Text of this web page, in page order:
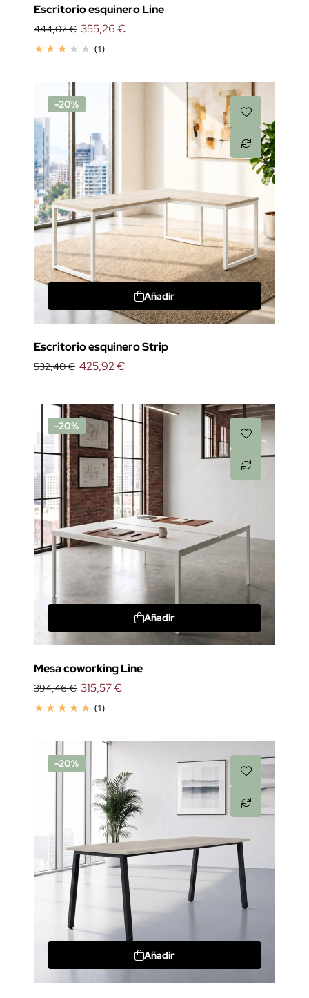
Escritorio esquinero Line
444,07 €
(1)
355,26 €
-20%
Añadir
Escritorio esquinero Strip
532,40 € 425,92 €
-20%
Añadir
Mesa coworking Line
394,46 €
(1)
315,57 €
-20%
Añadir